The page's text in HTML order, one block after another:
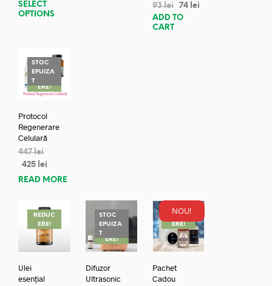
SELECT
OPTIONS
93lei 74 lei
ADD TO
CART
STOC
EPUIZA
TREDUC
ERE!
Protocol
Regenerare
Celulară
447lei
425 lei
READ MORE
REDUC
ERE!
Ulei
esențial
STOC
EPUIZA
TREDUC
ERE!
Difuzor
Ultrasonic
NOU!
REDUC
ERE!
Pachet
Cadou